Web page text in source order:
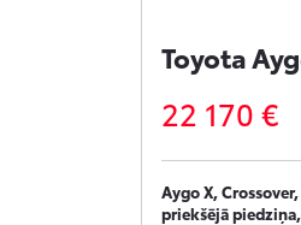
Toyota
22 170 €
Aygo X,
priekšējā